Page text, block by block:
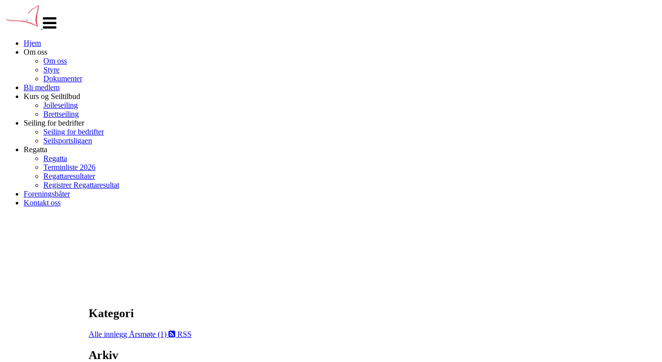
navigasjon
Hjem
Om oss
Om oss
Styre
Dokumenter
Bli medlem
Kurs og Seiltilbud
Jolleseiling
Brettseiling
Seiling for bedrifter
Seiling for bedrifter
Seilsportsligaen
Regatta
Regatta
Terminliste 2026
Regattaresultater
Registrer Regattaresultat
Foreningsbåter
Kontakt oss
Kategori
Alle innlegg Årsmøte (1) RSS
Arkiv